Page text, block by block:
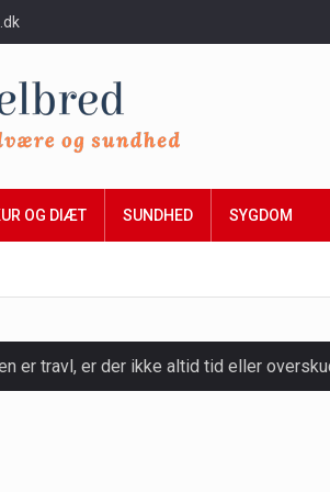
OG DIÆT SUNDHED SYGDOM
er travl, er der ikke altid tid eller
er små, men utroligt kraftfulde